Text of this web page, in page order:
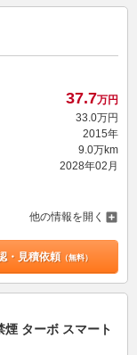
37.7万円
33.0万円
2015年
9.0万km
2028年02月
他の情報を開く
・見積依頼（無料）
ターボ スマート